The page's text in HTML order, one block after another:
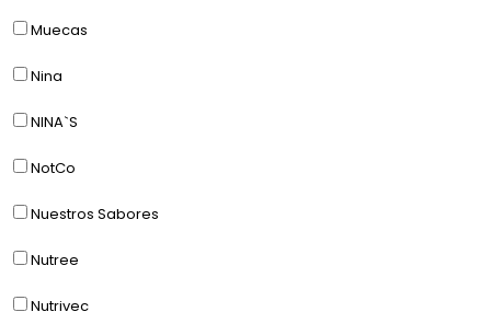
Muecas
Nina
NINA`S
NotCo
Nuestros Sabores
Nutree
Nutrivec